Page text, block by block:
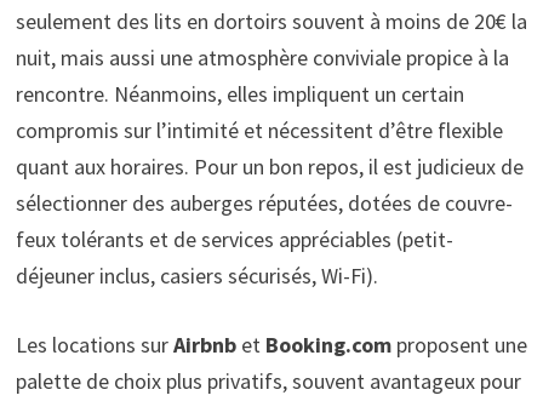
seulement des lits en dortoirs souvent à moins de 20€ la
nuit, mais aussi une atmosphère conviviale propice à la
rencontre. Néanmoins, elles impliquent un certain
compromis sur l’intimité et nécessitent d’être flexible
quant aux horaires. Pour un bon repos, il est judicieux de
sélectionner des auberges réputées, dotées de couvre-
feux tolérants et de services appréciables (petit-
déjeuner inclus, casiers sécurisés, Wi-Fi).
Les locations surAirbnbet Booking.comproposent une
palette de choix plus privatifs, souvent avantageux pour